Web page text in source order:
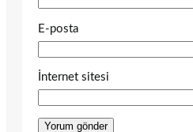
E-posta
İnternet sitesi